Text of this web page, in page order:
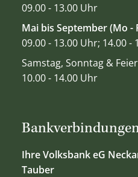
Ihre Volksbank eG
Tauber
09.00 - 13.00 Uhr
Mai bis September (Mo -
09.00 - 13.00 Uhr; 14.00 -
Samstag, Sonntag &
10.00 - 14.00 Uhr